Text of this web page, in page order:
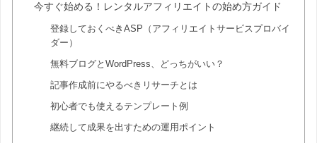
今すぐ始める！レンタルアフィリエイトの始め方ガイド
登録しておくべきASP（アフィリエイトサービスプロバイ
ダー）
無料ブログとWordPress、どっちがいい？
記事作成前にやるべきリサーチとは
初心者でも使えるテンプレート例
継続して成果を出すための運用ポイント